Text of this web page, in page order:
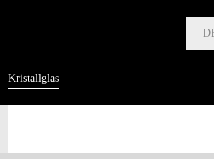
Kristallglas